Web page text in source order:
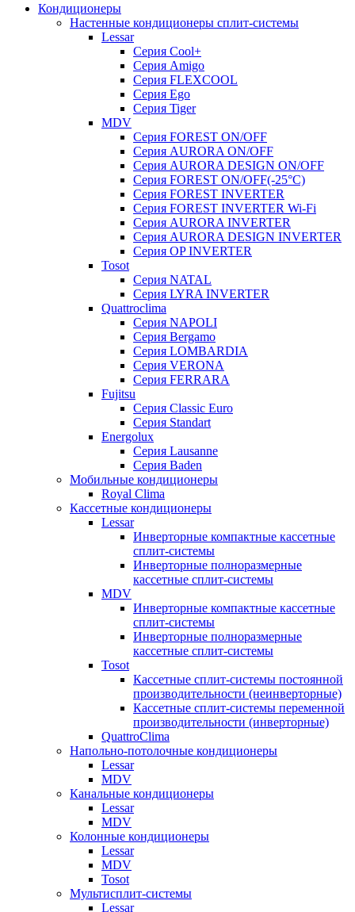
Кондиционеры
Настенные кондиционеры сплит-системы
Lessar
Серия Cool+
Серия Amigo
Серия FLEXCOOL
Серия Ego
Серия Tiger
MDV
Серия FOREST ON/OFF
Серия AURORA ON/OFF
Серия AURORA DESIGN ON/OFF
Серия FOREST ON/OFF(-25°C)
Серия FOREST INVERTER
Серия FOREST INVERTER Wi-Fi
Серия AURORA INVERTER
Серия AURORA DESIGN INVERTER
Серия OP INVERTER
Tosot
Серия NATAL
Серия LYRA INVERTER
Quattroclima
Серия NAPOLI
Серия Bergamo
Серия LOMBARDIA
Серия VERONA
Серия FERRARA
Fujitsu
Серия Classic Euro
Серия Standart
Energolux
Серия Lausanne
Серия Baden
Мобильные кондиционеры
Royal Clima
Кассетные кондиционеры
Lessar
Инверторные компактные кассетные
сплит-системы
Инверторные полноразмерные
кассетные сплит-системы
MDV
Инверторные компактные кассетные
сплит-системы
Инверторные полноразмерные
кассетные сплит-системы
Tosot
Кассетные сплит-системы постоянной
производительности (неинверторные)
Кассетные сплит-системы переменной
производительности (инверторные)
QuattroClima
Напольно-потолочные кондиционеры
Lessar
MDV
Канальные кондиционеры
Lessar
MDV
Колонные кондиционеры
Lessar
MDV
Tosot
Мультисплит-системы
Lessar